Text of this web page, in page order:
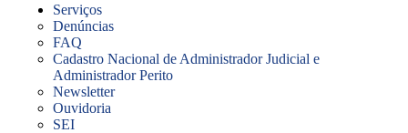
Serviços
Denúncias
FAQ
Cadastro Nacional de Administrador Judicial e
Administrador Perito
Newsletter
Ouvidoria
SEI